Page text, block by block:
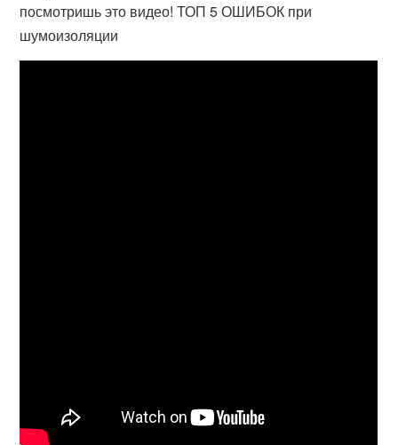
посмотришь это видео! ТОП 5 ОШИБОК при
шумоизоляции